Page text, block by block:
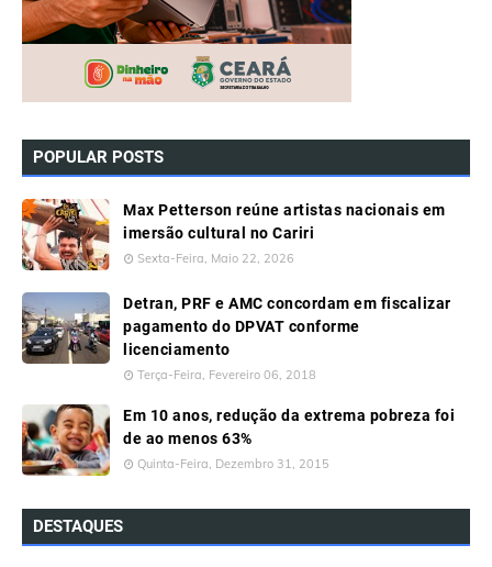
POPULAR POSTS
Max Petterson reúne artistas nacionais em
imersão cultural no Cariri
Sexta-Feira, Maio 22, 2026
Detran, PRF e AMC concordam em fiscalizar
pagamento do DPVAT conforme
licenciamento
Terça-Feira, Fevereiro 06, 2018
Em 10 anos, redução da extrema pobreza foi
de ao menos 63%
Quinta-Feira, Dezembro 31, 2015
DESTAQUES